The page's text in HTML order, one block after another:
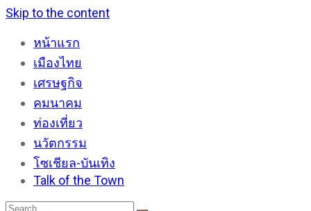
Skip to the content
หน้าแรก
เมืองไทย
เศรษฐกิจ
คมนาคม
ท่องเที่ยว
นวัตกรรม
โซเชียล-บันเทิง
Talk of the Town